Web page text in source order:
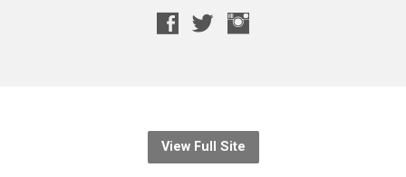
View Full Site